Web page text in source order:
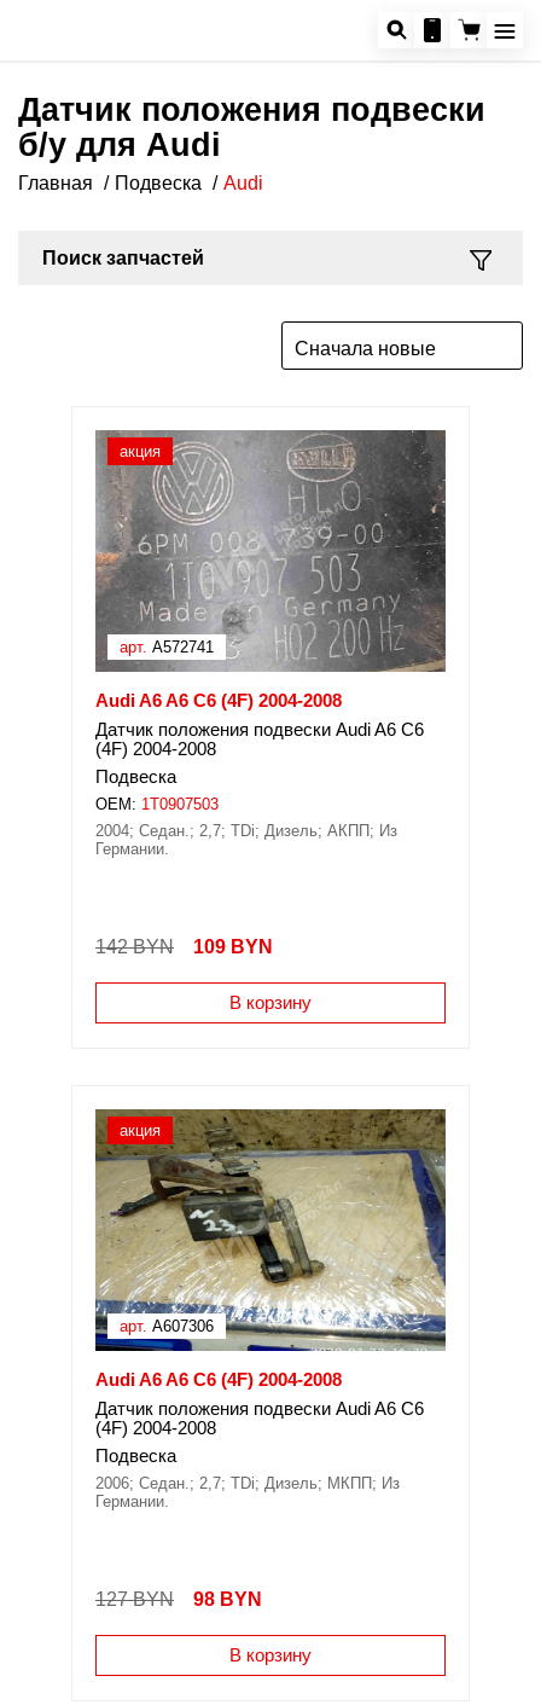
Датчик положения подвески
б/у для Audi
Главная Подвеска Audi
Поиск запчастей
Сначала новые
акция
арт. A572741
Audi A6 A6 C6 (4F) 2004-2008
Датчик положения подвески Audi A6 C6
(4F) 2004-2008
Подвеска
OEM: 1T0907503
2004; Седан.; 2,7; TDi; Дизель; АКПП; Из
Германии.
142 BYN 109 BYN
В корзину
акция
арт. A607306
Audi A6 A6 C6 (4F) 2004-2008
Датчик положения подвески Audi A6 C6
(4F) 2004-2008
Подвеска
2006; Седан.; 2,7; TDi; Дизель; МКПП; Из
Германии.
127 BYN 98 BYN
В корзину